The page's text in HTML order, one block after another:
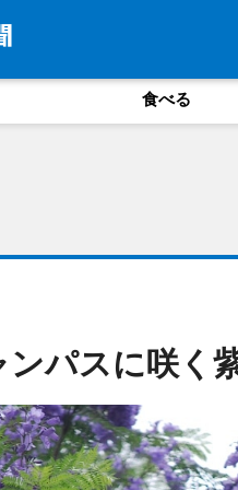
食べる
ンパスに咲く